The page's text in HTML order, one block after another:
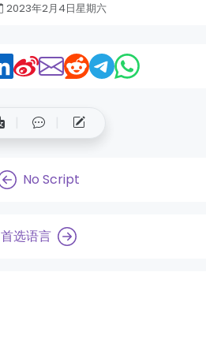
2023年2月4日星期六
No Script
首选语言